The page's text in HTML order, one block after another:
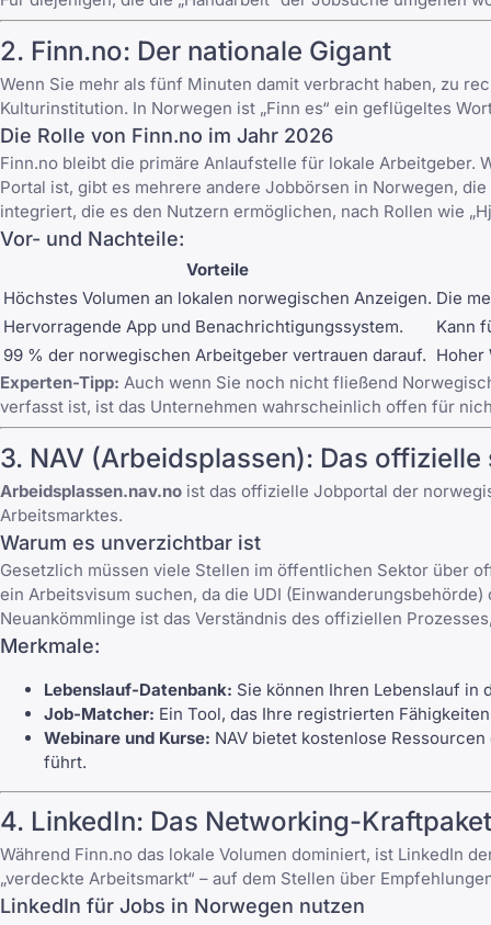
2. Finn.no: Der nationale Gigant
Wenn Sie mehr als fünf Minuten damit verbracht haben, zu
Kulturinstitution. In Norwegen ist „Finn es“ ein geflügeltes
Die Rolle von Finn.no im Jahr 2026
Finn.no bleibt die primäre Anlaufstelle für lokale Arbeitgeber.
Portal ist, gibt es mehrere andere Jobbörsen in Norwegen,
integriert, die es den Nutzern ermöglichen, nach Rollen wie
Vor- und Nachteile:
Vorteile
Höchstes Volumen an lokalen norwegischen Anzeigen. Die
Hervorragende App und Benachrichtigungssystem.
Kann
99 % der norwegischen Arbeitgeber vertrauen darauf. Hoher
Experten-Tipp: Auch wenn Sie noch nicht fließend
verfasst ist, ist das Unternehmen wahrscheinlich offen für
3. NAV (Arbeidsplassen): Das
Arbeidsplassen.nav.no ist das offizielle Jobportal der
Arbeitsmarktes.
Warum es unverzichtbar ist
Gesetzlich müssen viele Stellen im öffentlichen Sektor über
ein Arbeitsvisum suchen, da die UDI
Neuankömmlinge ist das Verständnis des offiziellen
Merkmale:
Lebenslauf-Datenbank: Sie können Ihren Lebenslauf in
Job-Matcher: Ein Tool, das Ihre registrierten
Webinare und Kurse: NAV bietet kostenlose
führt.
4. LinkedIn: Das Networking-Kraftpaket
Während Finn.no das lokale Volumen dominiert, ist LinkedIn
„verdeckte Arbeitsmarkt“ – auf dem Stellen über
LinkedIn für Jobs in Norwegen nutzen